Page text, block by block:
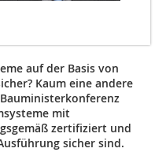
auf der Basis von
Kaum eine andere
mit
zertifiziert und
sicher sind.